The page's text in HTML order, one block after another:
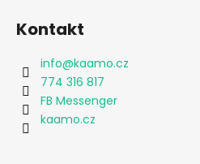
Kontakt
info@kaamo.cz
774 316 817
FB Messenger
kaamo.cz